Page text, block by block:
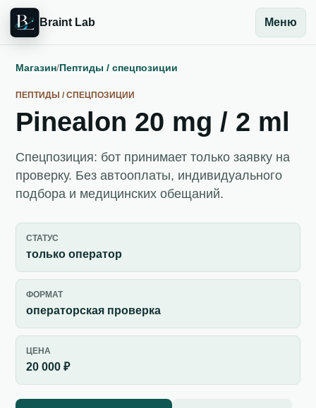
Braint Lab Меню
Магазин/Пептиды / спецпозиции
ПЕПТИДЫ / СПЕЦПОЗИЦИИ
Pinealon 20 mg / 2 ml
Спецпозиция: бот принимает только заявку на
проверку. Без автооплаты, индивидуального
подбора и медицинских обещаний.
СТАТУС
только оператор
ФОРМАТ
операторская проверка
ЦЕНА
20 000 ₽